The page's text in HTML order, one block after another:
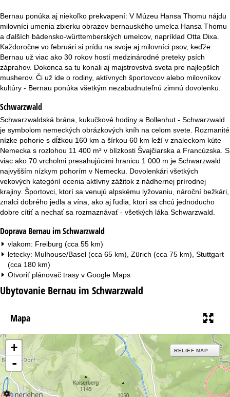
Bernau ponúka aj niekoľko prekvapení: V Múzeu Hansa Thomu nájdu
milovníci umenia zbierku obrazov bernauského umelca Hansa Thomu
a ďalších bádensko-württemberských umelcov, napríklad Otta Dixa.
Každoročne vo februári si prídu na svoje aj milovníci psov, keďže
Bernau už viac ako 30 rokov hostí medzinárodné preteky psích
záprahov. Dokonca sa tu konali aj majstrovstvá sveta pre najlepších
musherov. Či už ide o rodiny, aktívnych športovcov alebo milovníkov
kultúry - Bernau ponúka všetkým nezabudnuteľnú zimnú dovolenku.
Schwarzwald
Schwarzwaldská brána, kukučkové hodiny a Bollenhut - Schwarzwald
je symbolom nemeckých obrázkových kníh na celom svete. Rozmanité
nízke pohorie s dĺžkou 160 km a šírkou 60 km leží v znaleckom kúte
Nemecka s rozlohou 11 400 m² v blízkosti Švajčiarska a Francúzska. S
viac ako 70 vrcholmi presahujúcimi hranicu 1 000 m je Schwarzwald
najvyšším nízkym pohorím v Nemecku. Dovolenkári všetkých
vekových kategórií ocenia aktívny zážitok z nádhernej prírodnej
krajiny. Športovci, ktorí sa venujú alpskému lyžovaniu, nároční bežkári,
znalci dobrého jedla a vína, ako aj ľudia, ktorí sa chcú jednoducho
dobre cítiť a nechať sa rozmaznávať - všetkých láka Schwarzwald.
Doprava Bernau im Schwarzwald
vlakom: Freiburg (cca 55 km)
letecky: Mulhouse/Basel (cca 65 km), Zürich (cca 75 km), Stuttgart
(cca 180 km)
Otvoriť plánovač trasy v Google Maps
Ubytovanie Bernau im Schwarzwald
Mapa
+
-
RELIEF MAP